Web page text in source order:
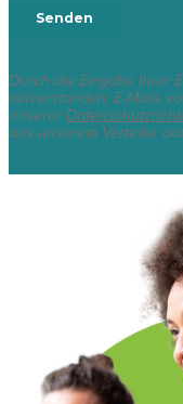
Durch die Eingabe Ihrer
einverstanden, E-Mails
unserer
aus unserem Verteiler